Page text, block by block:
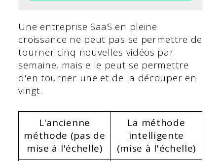
Une entreprise SaaS en pleine
croissance ne peut pas se permettre de
tourner cinq nouvelles vidéos par
semaine, mais elle peut se permettre
d'en tourner une et de la découper en
vingt.
L'ancienne
méthode (pas de
mise à l'échelle)
La méthode
intelligente
(mise à l'échelle)